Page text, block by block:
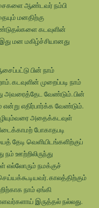
ஆண்டவர் நம்பி
மனதிற்கு
கடவுளின்
மன மகிழ்ச்சியானது
பின் நாம்
கடவுளின் முறைப்படி நாம்
அவரைத்தேட வேண்டும். பின்
எதிர்பார்க்க வேண்டும்.
அதைக்கடவுள்
போகாதபடி
தேடி வெளியிடங்களிற்குப்
ஊற்றிலிருந்து
எல்லோரும் நமக்குச்
காலத்திற்கும்
நாம் ஏங்கி
இருத்தல் நல்லது.